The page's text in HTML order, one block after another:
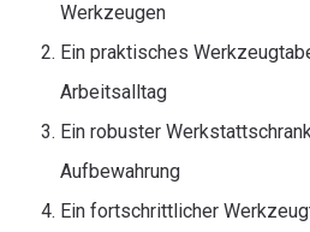
Werkzeugen
Ein praktisches
Arbeitsalltag
Ein robuster
Aufbewahrung
Ein fortschrittlicher